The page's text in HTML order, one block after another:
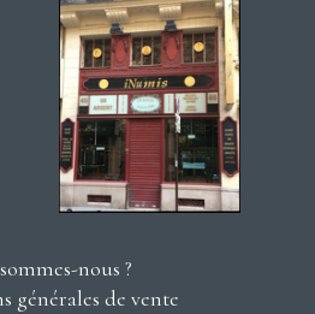
nous ?
générales de vente